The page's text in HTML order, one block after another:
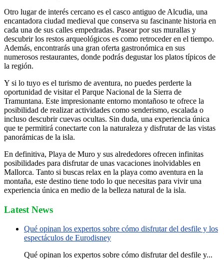
Otro lugar de interés cercano es el casco antiguo de Alcudia, una
encantadora ciudad medieval que conserva su fascinante historia en
cada una de sus calles empedradas. Pasear por sus murallas y
descubrir los restos arqueológicos es como retroceder en el tiempo.
Además, encontrarás una gran oferta gastronómica en sus
numerosos restaurantes, donde podrás degustar los platos típicos de
la región.
Y si lo tuyo es el turismo de aventura, no puedes perderte la
oportunidad de visitar el Parque Nacional de la Sierra de
Tramuntana. Este impresionante entorno montañoso te ofrece la
posibilidad de realizar actividades como senderismo, escalada o
incluso descubrir cuevas ocultas. Sin duda, una experiencia única
que te permitirá conectarte con la naturaleza y disfrutar de las vistas
panorámicas de la isla.
En definitiva, Playa de Muro y sus alrededores ofrecen infinitas
posibilidades para disfrutar de unas vacaciones inolvidables en
Mallorca. Tanto si buscas relax en la playa como aventura en la
montaña, este destino tiene todo lo que necesitas para vivir una
experiencia única en medio de la belleza natural de la isla.
Latest News
Qué opinan los expertos sobre cómo disfrutar del desfile y los
espectáculos de Eurodisney
Qué opinan los expertos sobre cómo disfrutar del desfile y...